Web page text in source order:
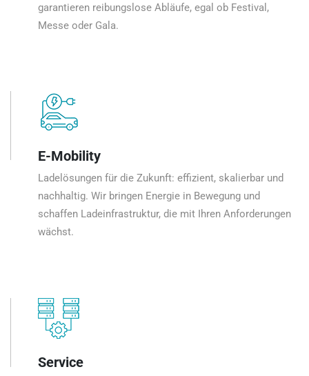
garantieren reibungslose Abläufe, egal ob Festival,
Messe oder Gala.
E-Mobility
Ladelösungen für die Zukunft: effizient, skalierbar und
nachhaltig. Wir bringen Energie in Bewegung und
schaffen Ladeinfrastruktur, die mit Ihren Anforderungen
wächst.
Service